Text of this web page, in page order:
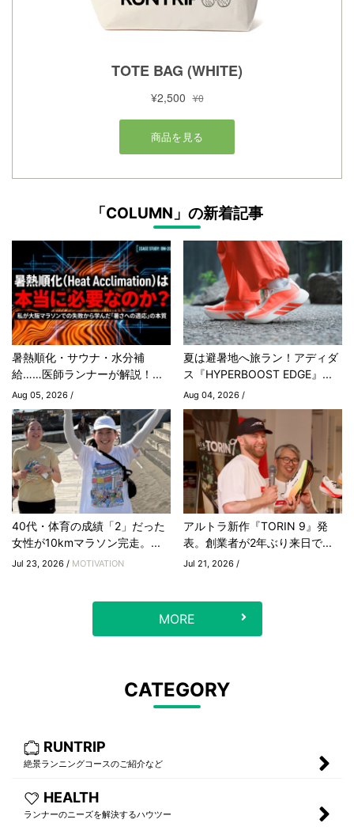
「COLUMN」の新着記事
暑熱順化・サウナ・水分補
給……医師ランナーが解説！...
Aug 05, 2026 /
夏は避暑地へ旅ラン！アディダ
ス『HYPERBOOST EDGE』...
Aug 04, 2026 /
40代・体育の成績「2」だった
女性が10kmマラソン完走。...
Jul 23, 2026 / MOTIVATION
アルトラ新作『TORIN 9』発
表。創業者が2年ぶり来日で...
Jul 21, 2026 /
MORE
CATEGORY
RUNTRIP
絶景ランニングコースのご紹介など
HEALTH
ランナーのニーズを解決するハウツー